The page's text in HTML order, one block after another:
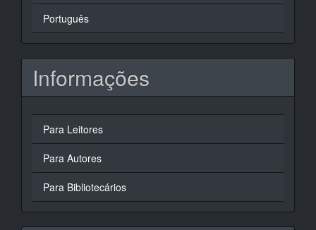
Português
Informações
Para Leitores
Para Autores
Para Bibliotecários